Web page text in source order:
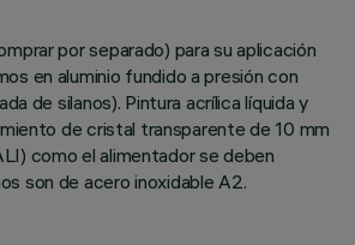
por separado) para su aplicación
en aluminio fundido a presión con
de silanos). Pintura acrílica líquida y
de cristal transparente de 10 mm
como el alimentador se deben
son de acero inoxidable A2.